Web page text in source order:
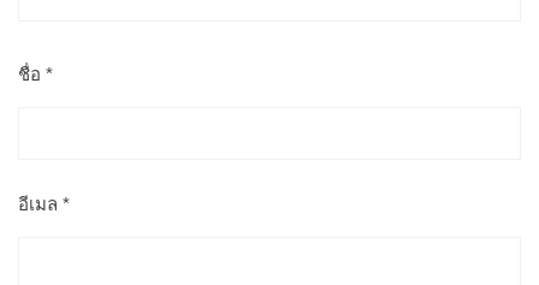
ชื่อ *
อีเมล *